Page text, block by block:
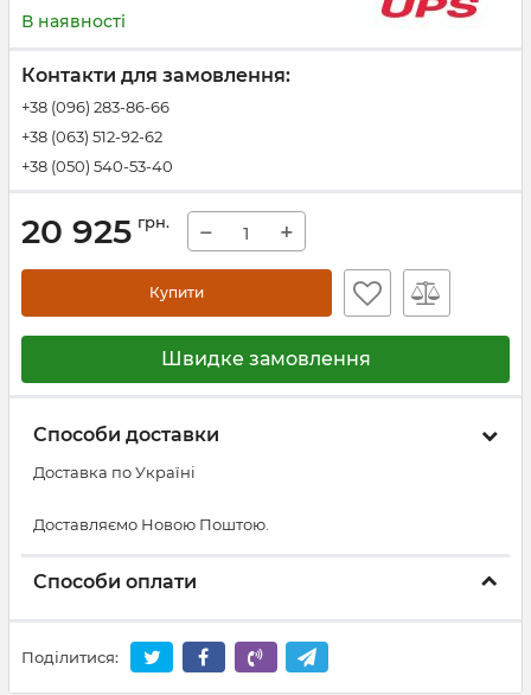
В наявності
Контакти для замовлення:
+38 (096) 283-86-66
+38 (063) 512-92-62
+38 (050) 540-53-40
20 925 грн. − +
Купити
Швидке замовлення
Способи доставки
Доставка по Україні
Доставляємо Новою Поштою.
Способи оплати
Поділитися: